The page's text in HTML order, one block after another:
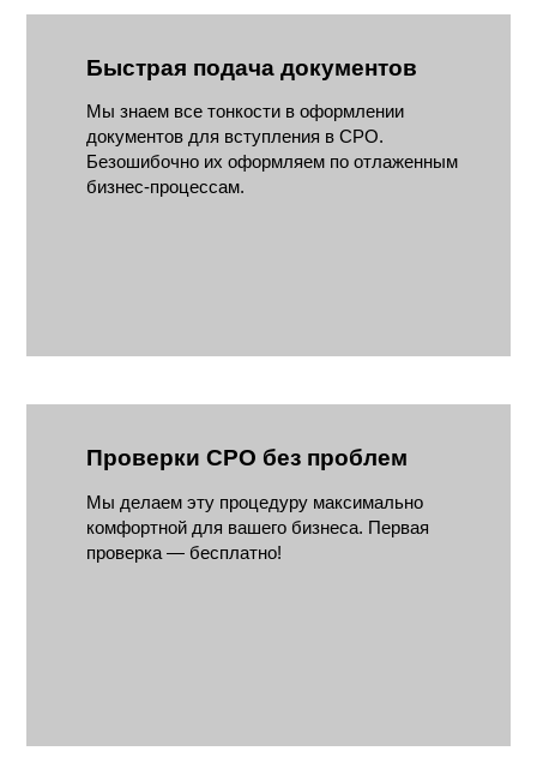
Быстрая подача документов
Мы знаем все тонкости в оформлении
документов для вступления в СРО.
Безошибочно их оформляем по отлаженным
бизнес-процессам.
Проверки СРО без проблем
Мы делаем эту процедуру максимально
комфортной для вашего бизнеса. Первая
проверка — бесплатно!